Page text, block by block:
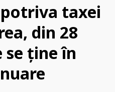
taxei
din 28
ţine în